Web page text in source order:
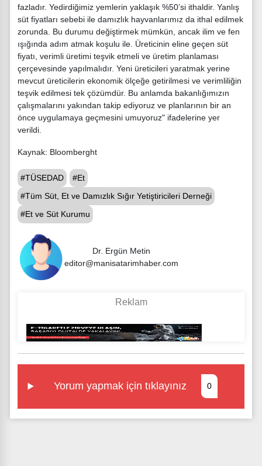
fazladır. Yedirdiğimiz yemlerin yaklaşık %50’si ithaldir. Yanlış
süt fiyatları sebebi ile damızlık hayvanlarımız da ithal edilmek
zorunda. Bu durumu değiştirmek mümkün, ancak ilim ve fen
ışığında adım atmak koşulu ile. Üreticinin eline geçen süt
fiyatı, verimli üretimi teşvik etmeli ve üretim planlaması
çerçevesinde yapılmalıdır. Yeni üreticileri yaratmak yerine
mevcut üreticilerin ekonomik ölçeğe getirilmesi ve verimliliğin
teşvik edilmesi tek çözümdür. Bu anlamda bakanlığımızın
çalışmalarını yakından takip ediyoruz ve planlarının bir an
önce uygulamaya geçmesini umuyoruz" ifadelerine yer
verildi.
Kaynak: Bloomberght
#TÜSEDAD
#Et
#Tüm Süt, Et ve Damızlık Sığır Yetiştiricileri Derneği
#Et ve Süt Kurumu
Dr. Ergün Metin
editor@manisatarimhaber.com
Yorum yapmak için tıklayınız 0